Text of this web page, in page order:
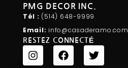
PMG DECOR INC.
Tél : (514) 648-9999
Email: info@casaderamo.com
RESTEZ CONNECTÉ
I
n
F
a
T
w